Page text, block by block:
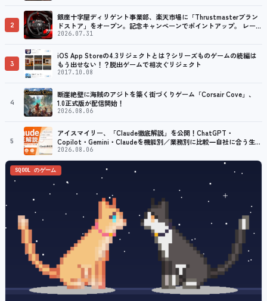
2
銀座十字屋ディリゲント事業部、楽天市場に「Thrustmasterブラン
ドストア」をオープン。記念キャンペーンでポイントアップ。 レーシ
ング／フライトシム向けコントローラーを中心に、幅広くラインナッ
2026.07.31
3
iOS App Storeの4.3リジェクトとは？シリーズものゲームの続編は
もう出せない！？脱出ゲームで相次ぐリジェクト
2017.10.08
4
断崖絶壁に海賊のアジトを築く街づくりゲーム「Corsair Cove」、
1.0正式版が配信開始！
2026.08.06
5
アイスマイリー、「Claude徹底解説」を公開！ChatGPT・
Copilot・Gemini・Claudeを機能別／業務別に比較―自社に合う生成
AIの選び方がわかる実践ガイド
2026.08.06
SQOOL のゲーム